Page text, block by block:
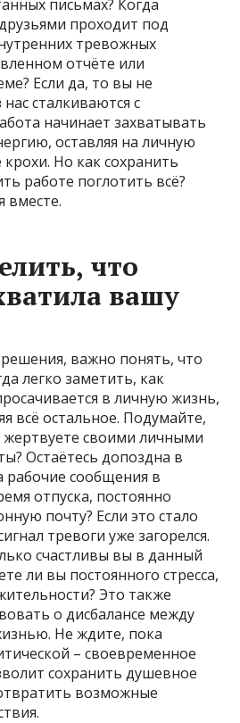
письмах? Когда
проходит под
тревожных
отчёте или
Если да, то вы не
сталкиваются с
начинает захватывать
оставляя на личную
Но как сохранить
работе поглотить всё?
вместе.
что
вашу
важно понять, что
легко заметить, как
в личную жизнь,
всё остальное. Подумайте,
жертвуете своими личными
Остаётесь допоздна в
рабочие сообщения в
отпуска, постоянно
почту? Если это стало
тревоги уже загорелся.
счастливы вы в данный
ли вы постоянного стресса,
Это также
о дисбалансе между
Не ждите, пока
– своевременное
сохранить душевное
возможные